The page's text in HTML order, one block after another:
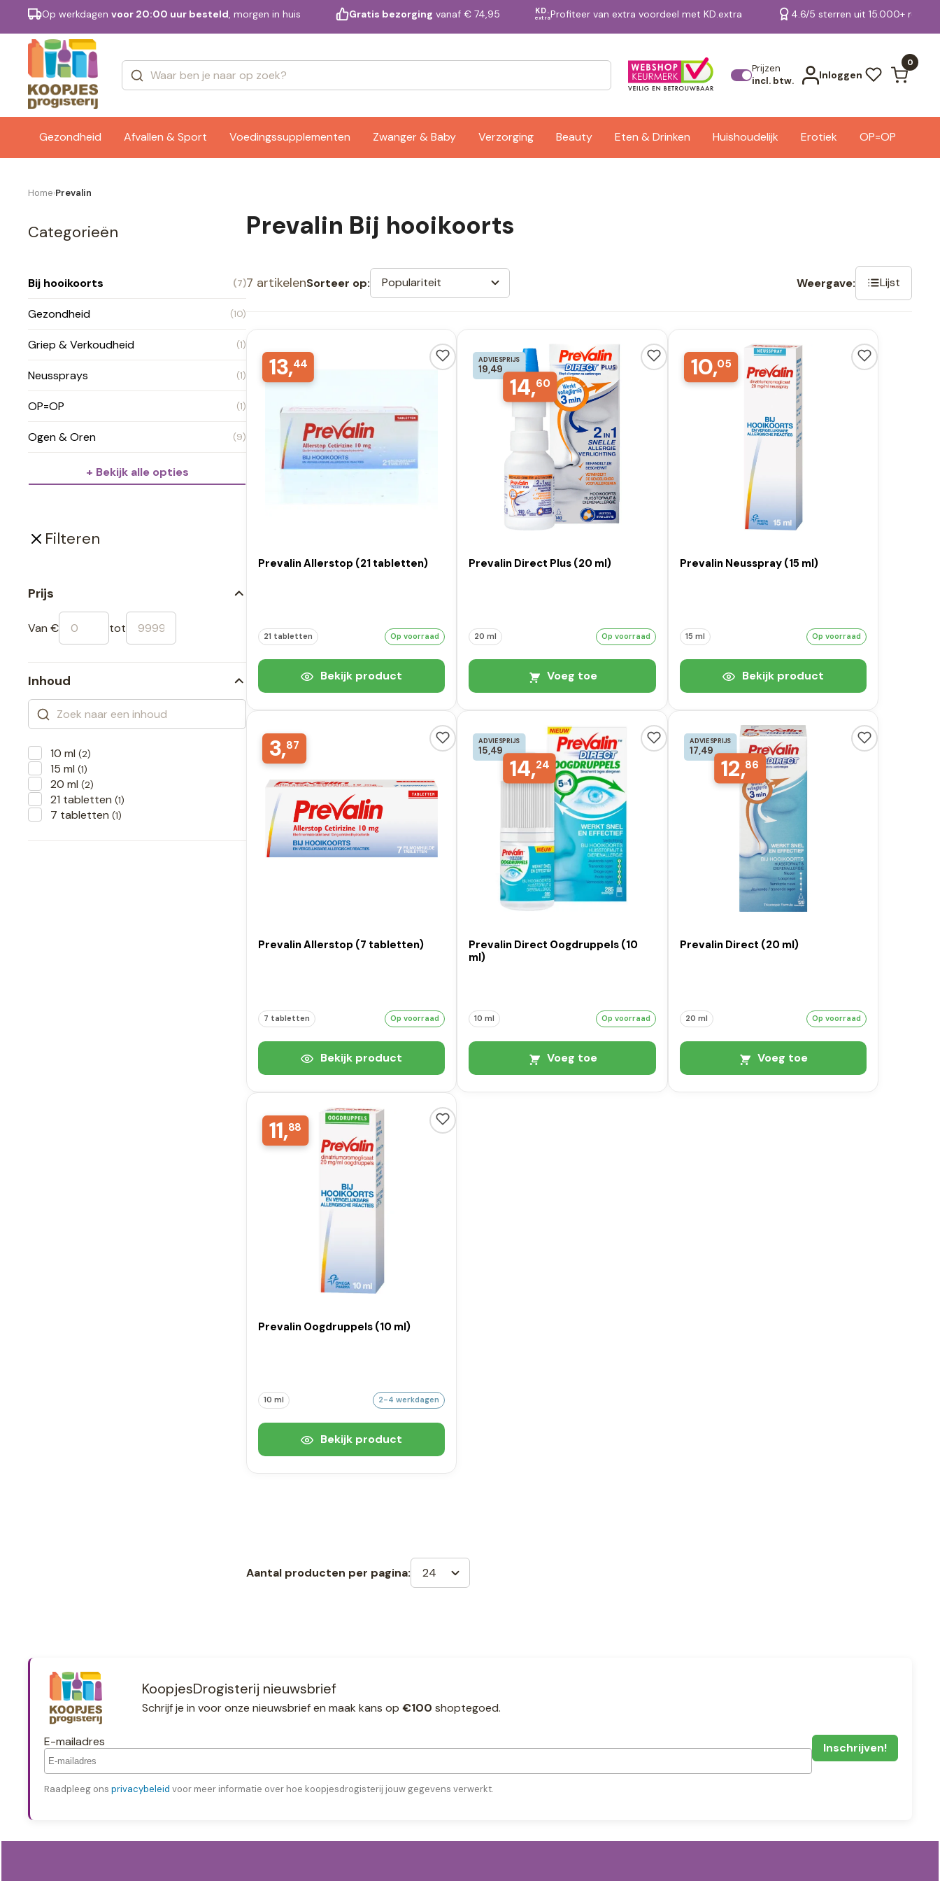
Op werkdagen voor 20:00 uur besteld, morgen in huis Gratis bezorging vanaf € 74,95 KD.
extraProfiteer van extra voordeel met KD.extra 4.6/5 sterren uit 15.000+
Prijzen
incl. btw.
Inloggen
0
Gezondheid Afvallen & Sport Voedingssupplementen Zwanger & Baby Verzorging Beauty Eten & Drinken Huishoudelijk Erotiek OP=OP
Merken Bekijk alle resultaten
Home›Prevalin
Categorieën
Bij hooikoorts (7)
Gezondheid (10)
Griep & Verkoudheid (1)
Neussprays (1)
OP=OP (1)
Ogen & Oren (9)
+ Bekijk alle opties
Filteren
Prijs
Van € tot
Inhoud
10 ml (2)
15 ml (1)
20 ml (2)
21 tabletten (1)
7 tabletten (1)
Prevalin Bij hooikoorts
7 artikelenSorteer op: Populariteit Weergave: Lijst
13,44
Prevalin Allerstop (21 tabletten)
21 tabletten Op voorraad
Bekijk product
ADVIESPRIJS
19,49
14,60
Prevalin Direct Plus (20 ml)
20 ml Op voorraad
Voeg toe
10,05
Prevalin Neusspray (15 ml)
15 ml Op voorraad
Bekijk product
3,87
Prevalin Allerstop (7 tabletten)
7 tabletten Op voorraad
Bekijk product
ADVIESPRIJS
15,49
14,24
Prevalin Direct Oogdruppels (10
ml)
10 ml Op voorraad
Voeg toe
ADVIESPRIJS
17,49
12,86
Prevalin Direct (20 ml)
20 ml Op voorraad
Voeg toe
11,88
Prevalin Oogdruppels (10 ml)
10 ml 2-4 werkdagen
Bekijk product
Aantal producten per pagina: 24
KoopjesDrogisterij nieuwsbrief
Schrijf je in voor onze nieuwsbrief en maak kans op €100 shoptegoed.
E-mailadres
Raadpleeg ons privacybeleid voor meer informatie over hoe koopjesdrogisterij jouw gegevens verwerkt.